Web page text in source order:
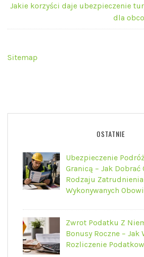
Jakie korzyści daje ubezpieczenie
dla
Sitemap
OSTATNIE
Ubezpieczenie
Granicą – Jak Dobrać
Rodzaju
Wykonywanych
Zwrot Podatku Z
Bonusy Roczne – Jak
Rozliczenie